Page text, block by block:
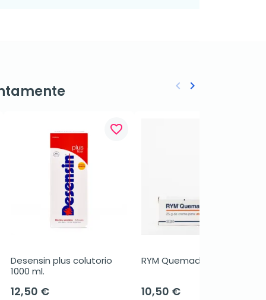
favorite_border
Desensin plus colutorio
1000 ml.
12,50 €
RYM Quemaduras, 25gr.
10,50 €
Anterior
keyboard_arrow_left Siguiente
keyboard_arrow_right